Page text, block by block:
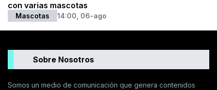
con varias mascotas
Mascotas 14:00, 06-ago
Sobre Nosotros
Somos un medio de comunicación que genera contenidos